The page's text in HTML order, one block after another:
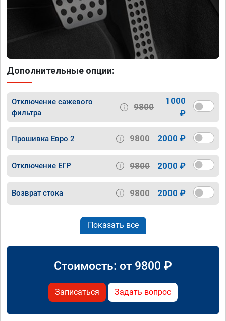
Дополнительные опции:
Отключение сажевого
фильтра
9800
1000
₽
Прошивка Евро 2 9800 2000 ₽
Отключение ЕГР 9800 2000 ₽
Возврат стока 9800 2000 ₽
Показать все
Стоимость: от 9800 ₽
Записаться Задать вопрос